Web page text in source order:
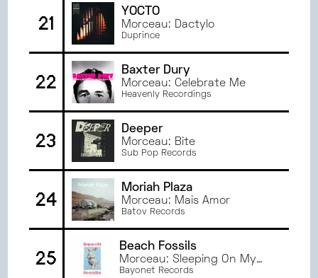
21
YOCTO
Morceau: Dactylo
Duprince
22
Baxter Dury
Morceau: Celebrate Me
Heavenly Recordings
23
Deeper
Morceau: Bite
Sub Pop Records
24
Moriah Plaza
Morceau: Mais Amor
Batov Records
25
Beach Fossils
Morceau: Sleeping On My
Own
Bayonet Records